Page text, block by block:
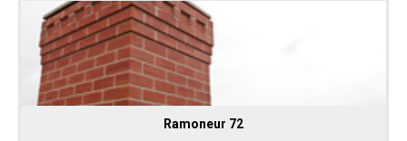
Ramoneur 72